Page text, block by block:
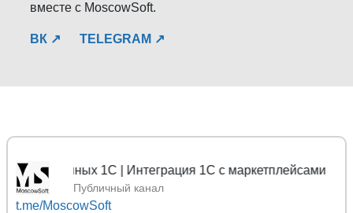
вместе с MoscowSoft.
ВК ↗ TELEGRAM ↗
1С | Интеграция 1С с маркетплейсами
Публичный канал
t.me/MoscowSoft